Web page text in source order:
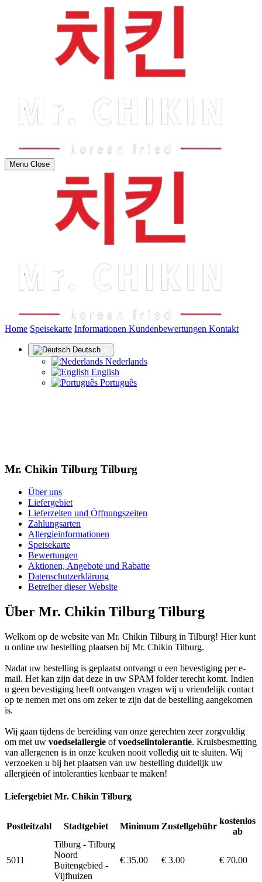
Menu Close
Home Speisekarte Informationen (aktuell)
Kundenbewertungen Kontakt
Deutsch
Nederlands
English
Português
Mr. Chikin Tilburg Tilburg
Über uns
Liefergebiet
Lieferzeiten und Öffnungszeiten
Zahlungsarten
Allergieinformationen
Speisekarte
Bewertungen
Aktionen, Angebote und Rabatte
Datenschutzerklärung
Betreiber dieser Website
Über Mr. Chikin Tilburg Tilburg
Welkom op de website van Mr. Chikin Tilburg in Tilburg! Hier kunt
u online uw bestelling plaatsen bij Mr. Chikin Tilburg.
Nadat uw bestelling is geplaatst ontvangt u een bevestiging per e-
mail. Het kan zijn dat deze in uw SPAM folder terecht komt. Indien
u geen bevestiging heeft ontvangen vragen wij u vriendelijk contact
op te nemen met ons om zeker te zijn dat de bestelling aangekomen
is.
Wij gaan tijdens de bereiding van onze gerechten zeer zorgvuldig
om met uw voedselallergie ofvoedselintolerantie. Kruisbesmetting
van allergenen is in onze keuken nooit volledig uit te sluiten. Wij
verzoeken u bij het plaatsen van uw bestelling duidelijk uw
allergieën of intoleranties kenbaar te maken!
Liefergebiet Mr. Chikin Tilburg
Postleitzahl Stadtgebiet Minimum Zustellgebühr
kostenlos
ab
5011
Tilburg - Tilburg
Noord
Buitengebied -
Vijfhuizen
€ 35.00 € 3.00 € 70.00